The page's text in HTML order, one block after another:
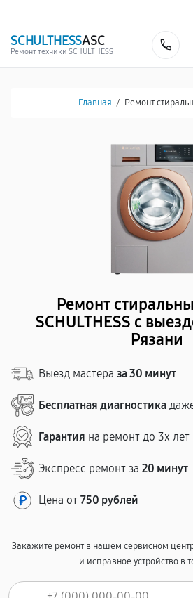
SCHULTHESSASC
Ремонт техники SCHULTHESS
Главная / Ремонт
Ремонт
SCHULTHESS с
Рязани
Выезд мастера за 30 минут
Бесплатная диагностика
Гарантия на ремонт до 3х лет
Экспресс ремонт за 20 минут
Цена от 750 рублей
Закажите ремонт в нашем сервисном
и исправное устройство в